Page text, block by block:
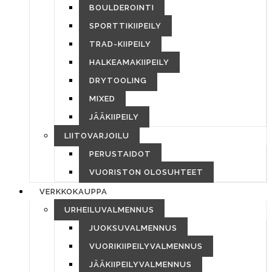
BOULDEROINTI
SPORTTIKIIPEILY
TRAD-KIIPEILY
HALKEAMAKIIPEILY
DRYTOOLING
MIXED
JÄÄKIIPEILY
LIITOVARJOILU
PERUSTAIDOT
VUORISTON OLOSUHTEET
VERKKOKAUPPA
URHEILUVALMENNUS
JUOKSUVALMENNUS
VUORIKIIPEILYVALMENNUS
JÄÄKIIPEILYVALMENNUS